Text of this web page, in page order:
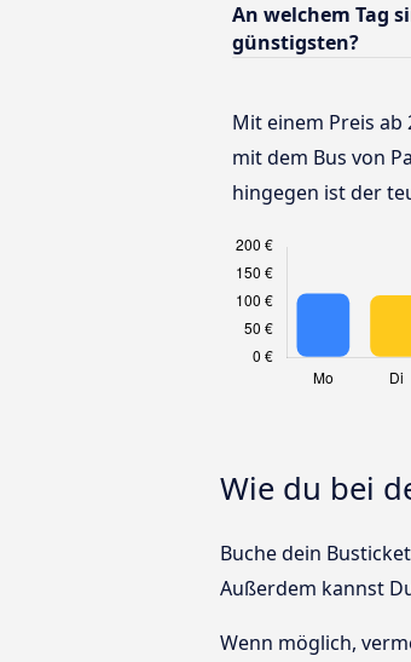
An welchem Tag
günstigsten?
Mit einem Preis ab
mit dem Bus von
hingegen ist der
Wie du bei
Buche dein
Außerdem kannst
Wenn möglich,